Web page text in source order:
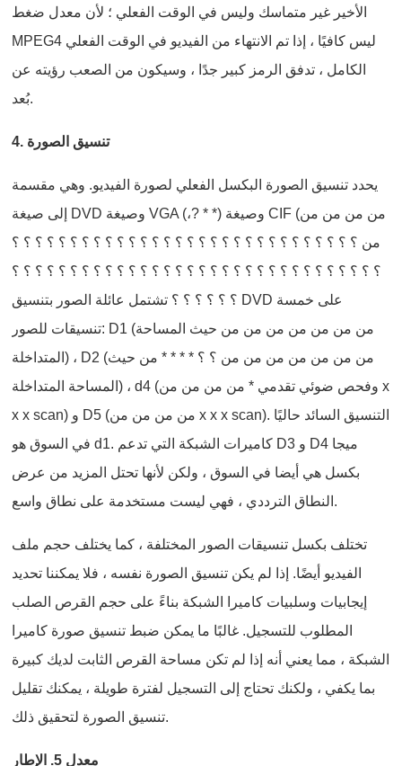
الأخير غير متماسك وليس في الوقت الفعلي ؛ لأن معدل ضغط
MPEG4 ليس كافيًا ، إذا تم الانتهاء من الفيديو في الوقت الفعلي
الكامل ، تدفق الرمز كبير جدًا ، وسيكون من الصعب رؤيته عن
بُعد.
4. تنسيق الصورة
يحدد تنسيق الصورة البكسل الفعلي لصورة الفيديو. وهي مقسمة
إلى صيغة DVD وصيغة VGA (،? * *) وصيغة CIF (من من من من
من ؟ ؟ ؟ ؟ ؟ ؟ ؟ ؟ ؟ ؟ ؟ ؟ ؟ ؟ ؟ ؟ ؟ ؟ ؟ ؟ ؟ ؟ ؟ ؟ ؟ ؟ ؟ ؟ ؟ ؟
؟ ؟ ؟ ؟ ؟ ؟ ؟ ؟ ؟ ؟ ؟ ؟ ؟ ؟ ؟ ؟ ؟ ؟ ؟ ؟ ؟ ؟ ؟ ؟ ؟ ؟ ؟ ؟ ؟ ؟ ؟ ؟
؟ ؟ ؟ ؟ ؟ ؟ تشتمل عائلة الصور بتنسيق DVD على خمسة
تنسيقات للصور: D1 (من من من من من من من حيث المساحة
المتداخلة) ، D2 (من من من من من من من ؟ ؟ * * * * من حيث
المساحة المتداخلة) ، d4 (وفحص ضوئي تقدمي * من من من من x
x x scan) و D5 (من من من من x x x scan). التنسيق السائد حاليًا
في السوق هو d1. كاميرات الشبكة التي تدعم D3 و D4 ميجا
بكسل هي أيضا في السوق ، ولكن لأنها تحتل المزيد من عرض
النطاق الترددي ، فهي ليست مستخدمة على نطاق واسع.
تختلف بكسل تنسيقات الصور المختلفة ، كما يختلف حجم ملف
الفيديو أيضًا. إذا لم يكن تنسيق الصورة نفسه ، فلا يمكننا تحديد
إيجابيات وسلبيات كاميرا الشبكة بناءً على حجم القرص الصلب
المطلوب للتسجيل. غالبًا ما يمكن ضبط تنسيق صورة كاميرا
الشبكة ، مما يعني أنه إذا لم تكن مساحة القرص الثابت لديك كبيرة
بما يكفي ، ولكنك تحتاج إلى التسجيل لفترة طويلة ، يمكنك تقليل
تنسيق الصورة لتحقيق ذلك.
معدل 5. الإطار